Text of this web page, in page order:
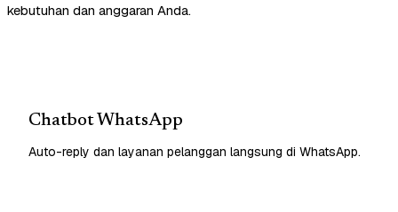
kebutuhan dan anggaran Anda.
Chatbot WhatsApp
Auto-reply dan layanan pelanggan langsung di WhatsApp.